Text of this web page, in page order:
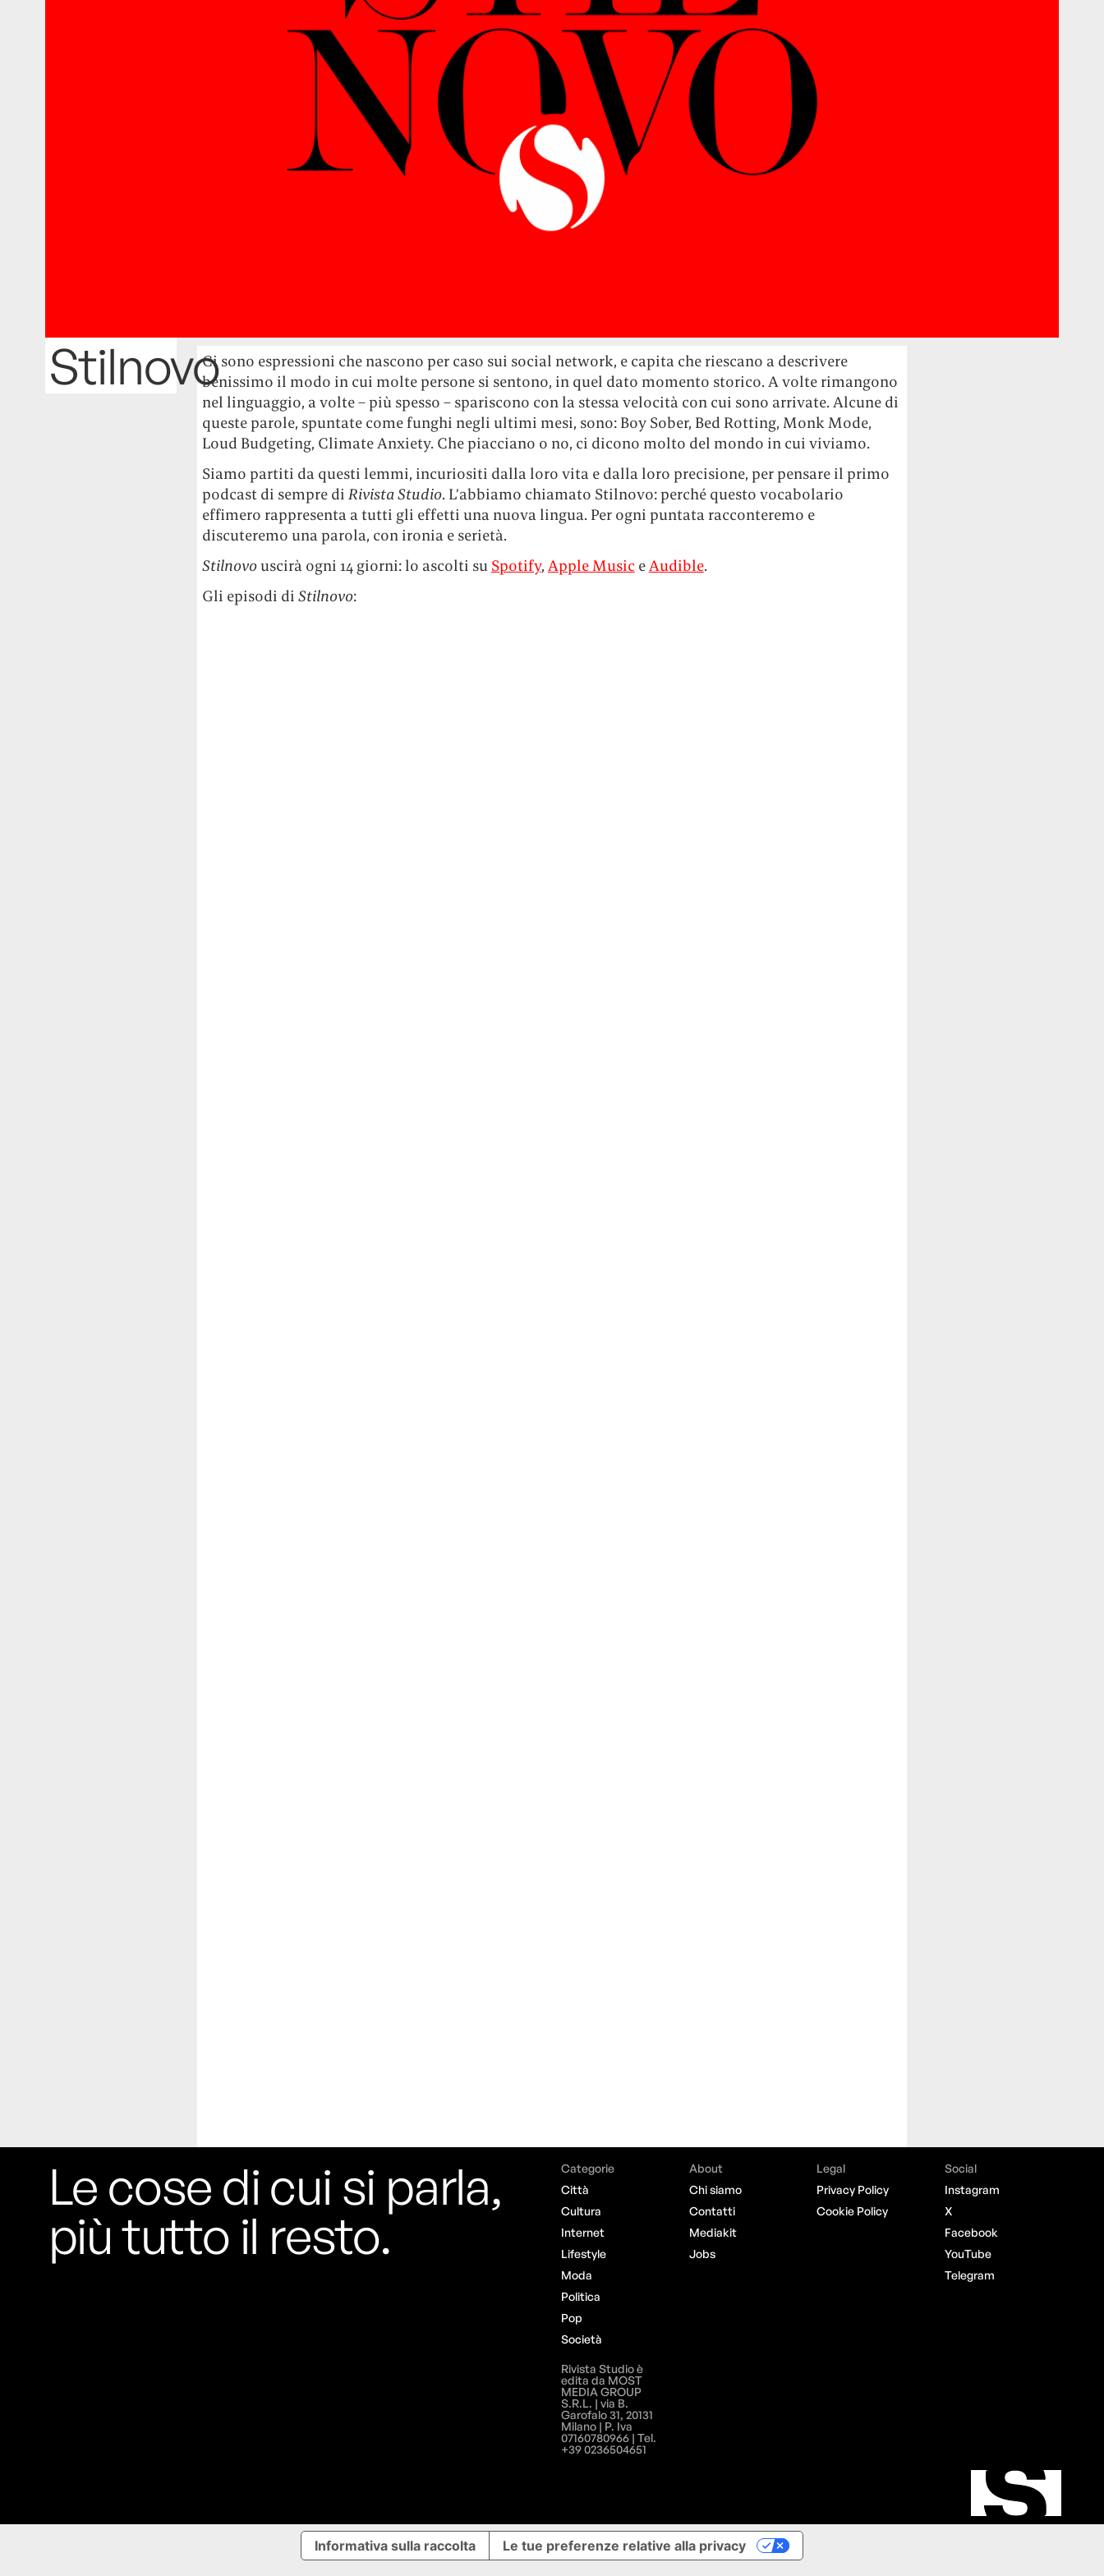
StilnovoCi sono espressioni che nascono per caso sui social network, e capita che riescano a descrivere
benissimo il modo in cui molte persone si sentono, in quel dato momento storico. A volte rimangono
nel linguaggio, a volte – più spesso – spariscono con la stessa velocità con cui sono arrivate. Alcune di
queste parole, spuntate come funghi negli ultimi mesi, sono: Boy Sober, Bed Rotting, Monk Mode,
Loud Budgeting, Climate Anxiety. Che piacciano o no, ci dicono molto del mondo in cui viviamo.
Siamo partiti da questi lemmi, incuriositi dalla loro vita e dalla loro precisione, per pensare il primo
podcast di sempre di Rivista Studio. L’abbiamo chiamato Stilnovo: perché questo vocabolario
effimero rappresenta a tutti gli effetti una nuova lingua. Per ogni puntata racconteremo e
discuteremo una parola, con ironia e serietà.
Stilnovouscirà ogni 14 giorni: lo ascolti su Spotify, Apple Music eAudible.
Gli episodi di Stilnovo:
Le cose di cui si parla,
più tutto il resto.
Categorie
Città
Cultura
Internet
Lifestyle
Moda
Politica
Pop
Società
About
Chi siamo
Contatti
Mediakit
Jobs
Legal
Privacy Policy
Cookie Policy
Social
Instagram
X
Facebook
YouTube
Telegram
Rivista Studio è
edita da MOST
MEDIA GROUP
S.R.L. | via B.
Garofalo 31, 20131
Milano | P. Iva
07160780966 | Tel.
+39 0236504651
Informativa sulla raccolta Le tue preferenze relative alla privacy